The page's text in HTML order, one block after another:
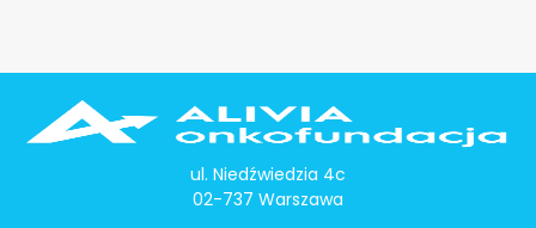
ul. Niedźwiedzia 4c
02-737 Warszawa